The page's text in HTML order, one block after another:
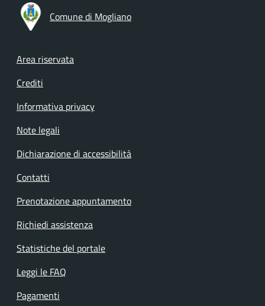
Comune di Mogliano
Footer menu
Area riservata
Crediti
Informativa privacy
Note legali
Dichiarazione di accessibilità
Contatti
Prenotazione appuntamento
Richiedi assistenza
Statistiche del portale
Leggi le FAQ
Pagamenti